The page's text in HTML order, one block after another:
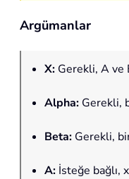
Argümanlar
X: Gerekli, A ve
Alpha: Gerekli,
Beta: Gerekli,
A: İsteğe bağlı,